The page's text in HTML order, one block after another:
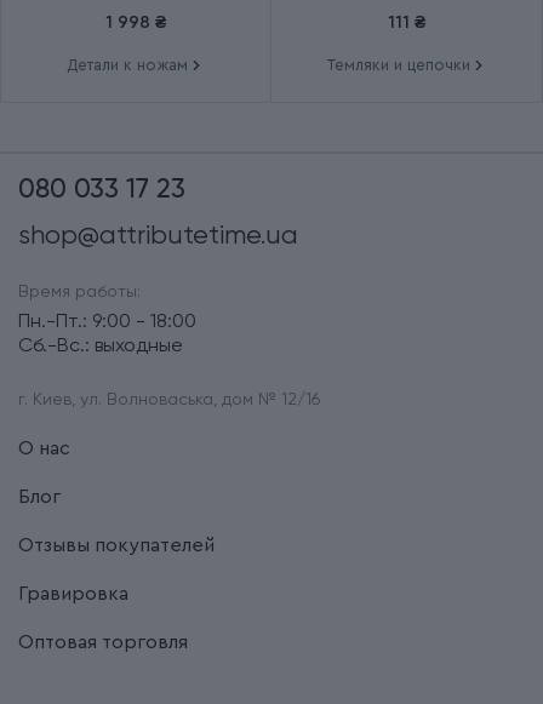
1 998 ₴
Детали к ножам
111 ₴
Темляки и цепочки
080 033 17 23
shop@attributetime.ua
Время работы:
Пн.-Пт.: 9:00 - 18:00
Сб.-Вс.: выходные
г. Киев, ул. Волноваська, дом № 12/16
О нас
Блог
Отзывы покупателей
Гравировка
Оптовая торговля